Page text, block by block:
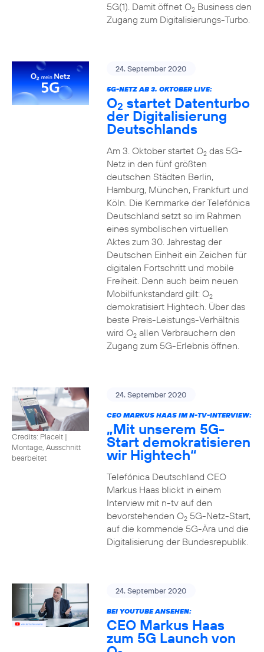
5G(1). Damit öffnet O2Business den
Zugang zum Digitalisierungs-Turbo.
24. September 2020
5G-NETZ AB 3. OKTOBER LIVE:
O2 startet Datenturbo
der Digitalisierung
Deutschlands
Am 3. Oktober startet O2das 5G-
Netz in den fünf größten
deutschen Städten Berlin,
Hamburg, München, Frankfurt und
Köln. Die Kernmarke der Telefónica
Deutschland setzt so im Rahmen
eines symbolischen virtuellen
Aktes zum 30. Jahrestag der
Deutschen Einheit ein Zeichen für
digitalen Fortschritt und mobile
Freiheit. Denn auch beim neuen
Mobilfunkstandard gilt: O2
demokratisiert Hightech. Über das
beste Preis-Leistungs-Verhältnis
wird O2allen Verbrauchern den
Zugang zum 5G-Erlebnis öffnen.
Credits: Placeit |
Montage, Ausschnitt
bearbeitet
24. September 2020
CEO MARKUS HAAS IM N-TV-INTERVIEW:
„Mit unserem 5G-
Start demokratisieren
wir Hightech“
Telefónica Deutschland CEO
Markus Haas blickt in einem
Interview mit n-tv auf den
bevorstehenden O25G-Netz-Start,
auf die kommende 5G-Ära und die
Digitalisierung der Bundesrepublik.
24. September 2020
BEI YOUTUBE ANSEHEN:
CEO Markus Haas
zum 5G Launch von